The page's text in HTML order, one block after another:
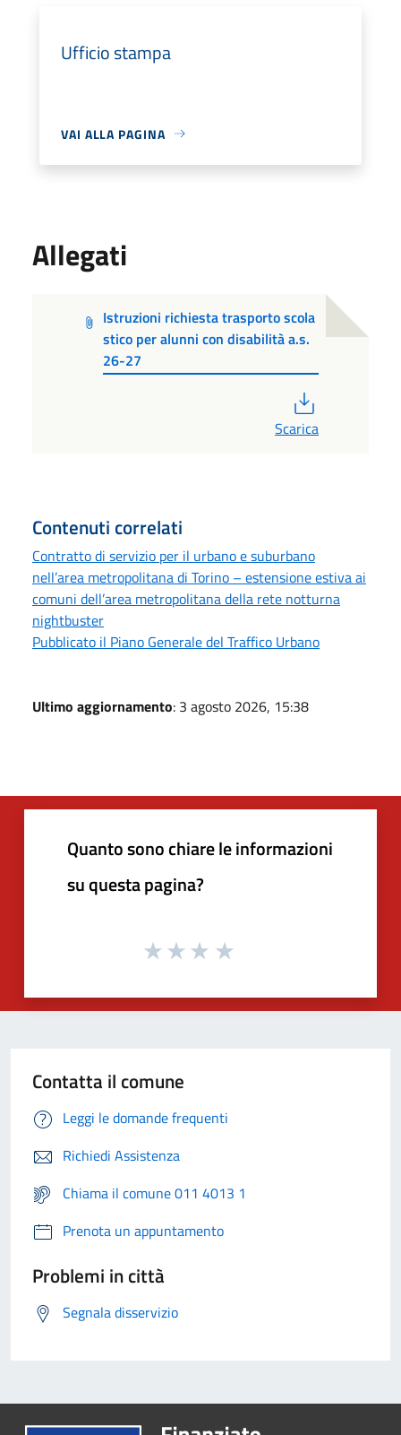
Ufficio stampa
VAI ALLA PAGINA
Allegati
Istruzioni richiesta trasporto scola
stico per alunni con disabilità a.s.
26-27
Scarica
Contenuti correlati
Contratto di servizio per il urbano e suburbano
nell’area metropolitana di Torino – estensione estiva ai
comuni dell’area metropolitana della rete notturna
nightbuster
Pubblicato il Piano Generale del Traffico Urbano
Ultimo aggiornamento: 3 agosto 2026, 15:38
Quanto sono chiare le informazioni
su questa pagina?
Contatta il comune
Leggi le domande frequenti
Richiedi Assistenza
Chiama il comune 011 4013 1
Prenota un appuntamento
Problemi in città
Segnala disservizio